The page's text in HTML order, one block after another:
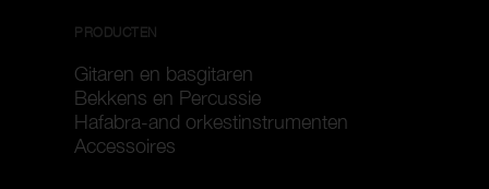
PRODUCTEN
Gitaren en basgitaren
Bekkens en Percussie
Hafabra-and orkestinstrumenten
Accessoires